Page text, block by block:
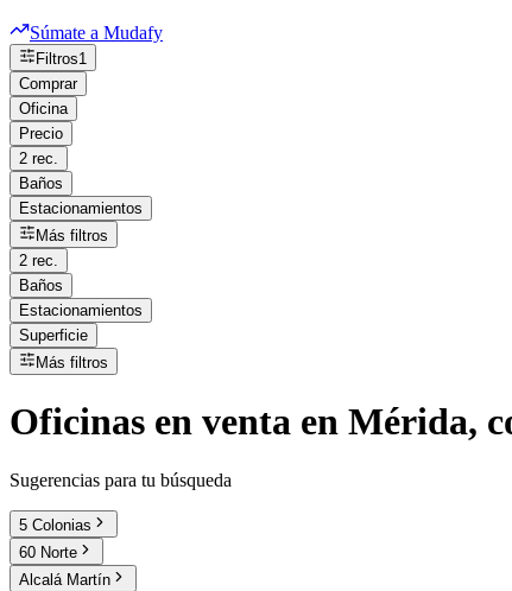
Súmate a Mudafy
Filtros1
Comprar
Oficina
Precio
2 rec.
Baños
Estacionamientos
Más filtros
2 rec.
Baños
Estacionamientos
Superficie
Más filtros
Oficinas en venta en Mérida,
Sugerencias para tu búsqueda
5 Colonias
60 Norte
Alcalá Martín